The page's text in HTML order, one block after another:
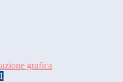
grafica
1